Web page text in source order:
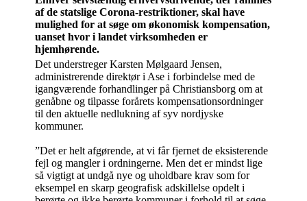
af de statslige Corona-restriktioner, skal have
mulighed for at søge om økonomisk kompensation,
uanset hvor i landet virksomheden er
hjemhørende.
Det understreger Karsten Mølgaard Jensen,
administrerende direktør i Ase i forbindelse med de
igangværende forhandlinger på Christiansborg om at
genåbne og tilpasse forårets kompensationsordninger
til den aktuelle nedlukning af syv nordjyske
kommuner.
”Det er helt afgørende, at vi får fjernet de eksisterende
fejl og mangler i ordningerne. Men det er mindst lige
så vigtigt at undgå nye og uholdbare krav som for
eksempel en skarp geografisk adskillelse opdelt i